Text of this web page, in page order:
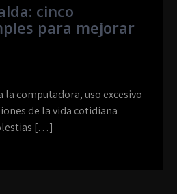
cinco
para mejorar
la computadora, uso excesivo
de la vida cotidiana
[…]